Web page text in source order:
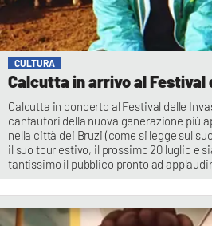
CULTURA
Calcutta in arrivo al Festival
Calcutta in concerto al Festival delle
cantautori della nuova generazione più
nella città dei Bruzi (come si legge sul
il suo tour estivo, il prossimo 20 luglio e
tantissimo il pubblico pronto ad